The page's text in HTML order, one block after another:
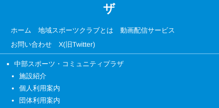
ザ
ホーム 地域スポーツクラブとは 動画配信サービス
お問い合わせ X(旧Twitter)
中部スポーツ・コミュニティプラザ
施設紹介
個人利用案内
団体利用案内